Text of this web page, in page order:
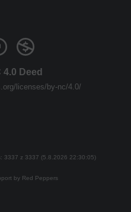
4.0 Deed
licenses/by-nc/4.0/
3337 z 3337 (5.8.2026 22:30:05)
by Red Peppers